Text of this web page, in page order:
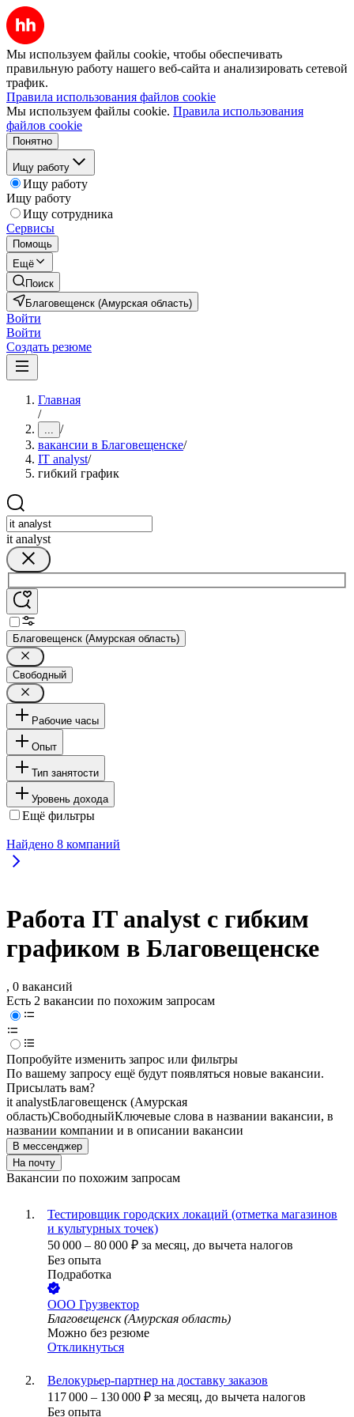
Мы используем файлы cookie, чтобы обеспечивать
правильную работу нашего веб-сайта и анализировать сетевой
трафик.
Правила использования файлов cookie
Мы используем файлы cookie. Правила использования
файлов cookie
Понятно
Ищу работу
Ищу работу
Ищу работу
Ищу сотрудника
Сервисы
Помощь
Ещё
Поиск
Благовещенск (Амурская область)
Войти
Войти
Создать резюме
Главная
/
... /
вакансии в Благовещенске/
IT analyst/
гибкий график
it analyst
Благовещенск (Амурская область)
Свободный
Рабочие часы
Опыт
Тип занятости
Уровень дохода
Ещё фильтры
Найдено 8 компаний
Работа IT analyst с гибким
графиком в Благовещенске
, 0 вакансий
Есть 2 вакансии по похожим запросам
Попробуйте изменить запрос или фильтры
По вашему запросу ещё будут появляться новые вакансии.
Присылать вам?
it analystБлаговещенск (Амурская
область)СвободныйКлючевые слова в названии вакансии, в
названии компании и в описании вакансии
В мессенджер
На почту
Вакансии по похожим запросам
Тестировщик городских локаций (отметка магазинов
и культурных точек)
50 000 – 80 000 ₽ за месяц, до вычета налогов
Без опыта
Подработка
ООО Грузвектор
Благовещенск (Амурская область)
Можно без резюме
Откликнуться
Велокурьер-партнер на доставку заказов
117 000 – 130 000 ₽ за месяц, до вычета налогов
Без опыта